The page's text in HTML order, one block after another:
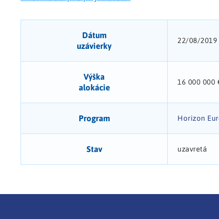
Dátum
uzávierky
22/08/2019
Výška
alokácie
16 000 000
Program Horizon
Stav uzavretá